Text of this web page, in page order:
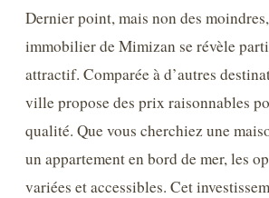
Dernier point, mais non des
immobilier de Mimizan se révèle
attractif. Comparée à d’autres
ville propose des prix raisonnables
qualité. Que vous cherchiez une
un appartement en bord de mer, les
variées et accessibles. Cet